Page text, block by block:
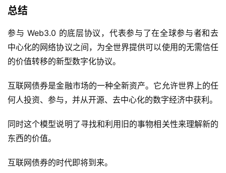
总结
参与 Web3.0 的底层协议，代表参与了在全球参与者和去
中心化的网络协议之间，为全世界提供可以使用的无需信任
的价值转移的新型数字化协议。
互联网债券是金融市场的一种全新资产。它允许世界上的任
何人投资、参与，并从开源、去中心化的数字经济中获利。
同时这个模型说明了寻找和利用旧的事物相关性来理解新的
东西的价值。
互联网债券的时代即将到来。